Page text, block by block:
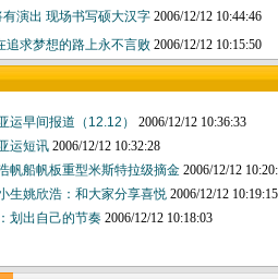
演出 现场书写硕大汉字 2006/12/12 10:44:46
追求梦想的路上永不言败 2006/12/12 10:15:50
运早间报道（12.12） 2006/12/12 10:36:33
运短讯 2006/12/12 10:32:28
帆船帆板重型米斯特拉级摘金 2006/12/12
生姚欣浩：和大家分享喜悦 2006/12/12 10:19:15
划出自己的节奏 2006/12/12 10:18:03